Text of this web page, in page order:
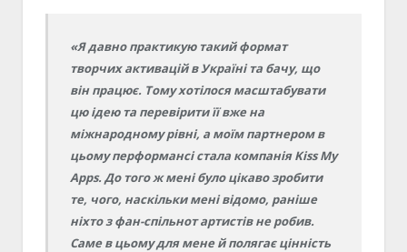
«Я давно практикую такий формат
творчих активацій в Україні та бачу, що
він працює. Тому хотілося масштабувати
цю ідею та перевірити її вже на
міжнародному рівні, а моїм партнером в
цьому перформансі стала компанія Kiss My
Apps. До того ж мені було цікаво зробити
те, чого, наскільки мені відомо, раніше
ніхто з фан-спільнот артистів не робив.
Саме в цьому для мене й полягає цінність